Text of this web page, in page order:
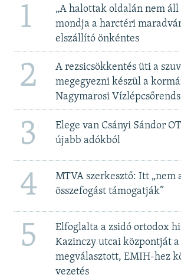
1
„A halottak oldalán nem áll
mondja a harctéri
elszállító önkéntes
2
A rezsicsökkentés üti a
megegyezni készül a
Nagymarosi
3
Elege van Csányi Sándor
újabb adókból
4
MTVA szerkesztő: Itt „nem
összefogást támogatják”
5
Elfoglalta a zsidó ortodox
Kazinczy utcai központját
megválasztott, EMIH-hez
vezetés